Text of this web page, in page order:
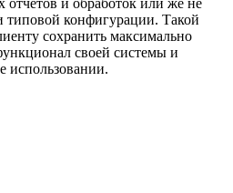
типовой конфигурации. Такой
сохранить максимально
своей системы и
использовании.